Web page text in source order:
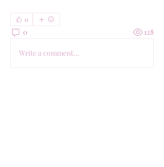
0
0 128
Write a comment...